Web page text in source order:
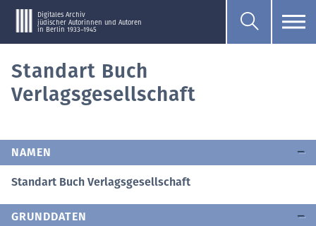
Digitales Archiv
jüdischer Autorinnen und Autoren
in Berlin 1933–1945
Standart Buch
Verlagsgesellschaft
NAMEN
Standart Buch Verlagsgesellschaft
GRUNDDATEN